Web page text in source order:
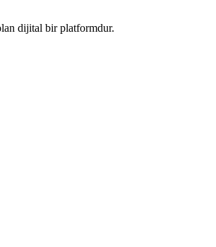
dijital bir platformdur.